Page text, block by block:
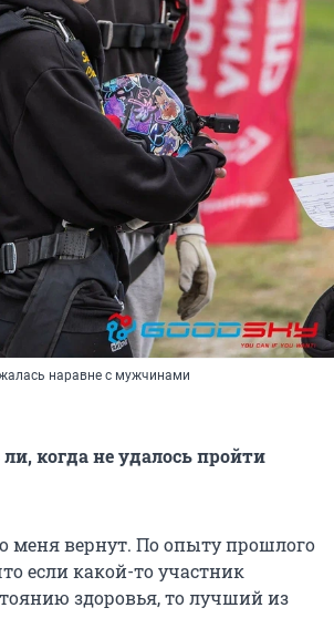
наравне с мужчинами
когда не удалось пройти
меня вернут. По опыту прошлого
если какой-то участник
здоровья, то лучший из